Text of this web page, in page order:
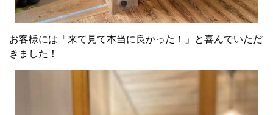
お客様には「来て見て本当に良かった！」と喜んでいただ
きました！